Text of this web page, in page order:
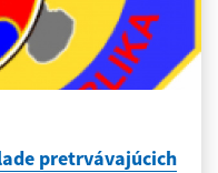
pretrvávajúcich